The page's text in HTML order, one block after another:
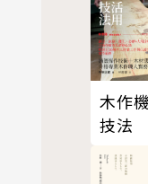
木作
技法